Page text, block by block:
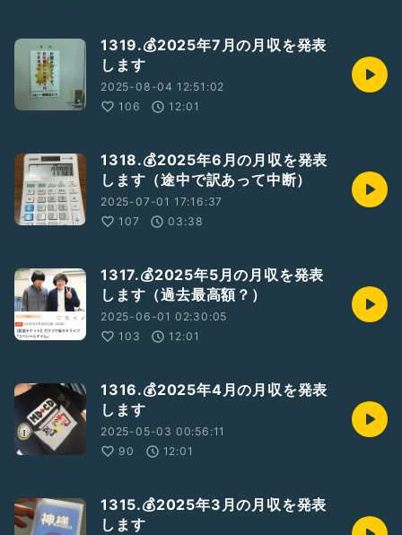
1319.💰2025年7月の月収を発表
します
2025-08-04 12:51:02
106
12:01
1318.💰2025年6月の月収を発表
します（途中で訳あって中断）
2025-07-01 17:16:37
107
03:38
1317.💰2025年5月の月収を発表
します（過去最高額？）
2025-06-01 02:30:05
103
12:01
1316.💰2025年4月の月収を発表
します
2025-05-03 00:56:11
90
12:01
1315.💰2025年3月の月収を発表
します